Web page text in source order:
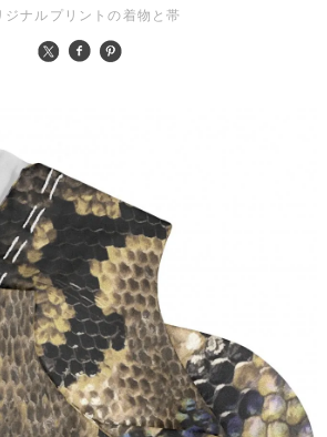
ジナルプリントの着物と帯